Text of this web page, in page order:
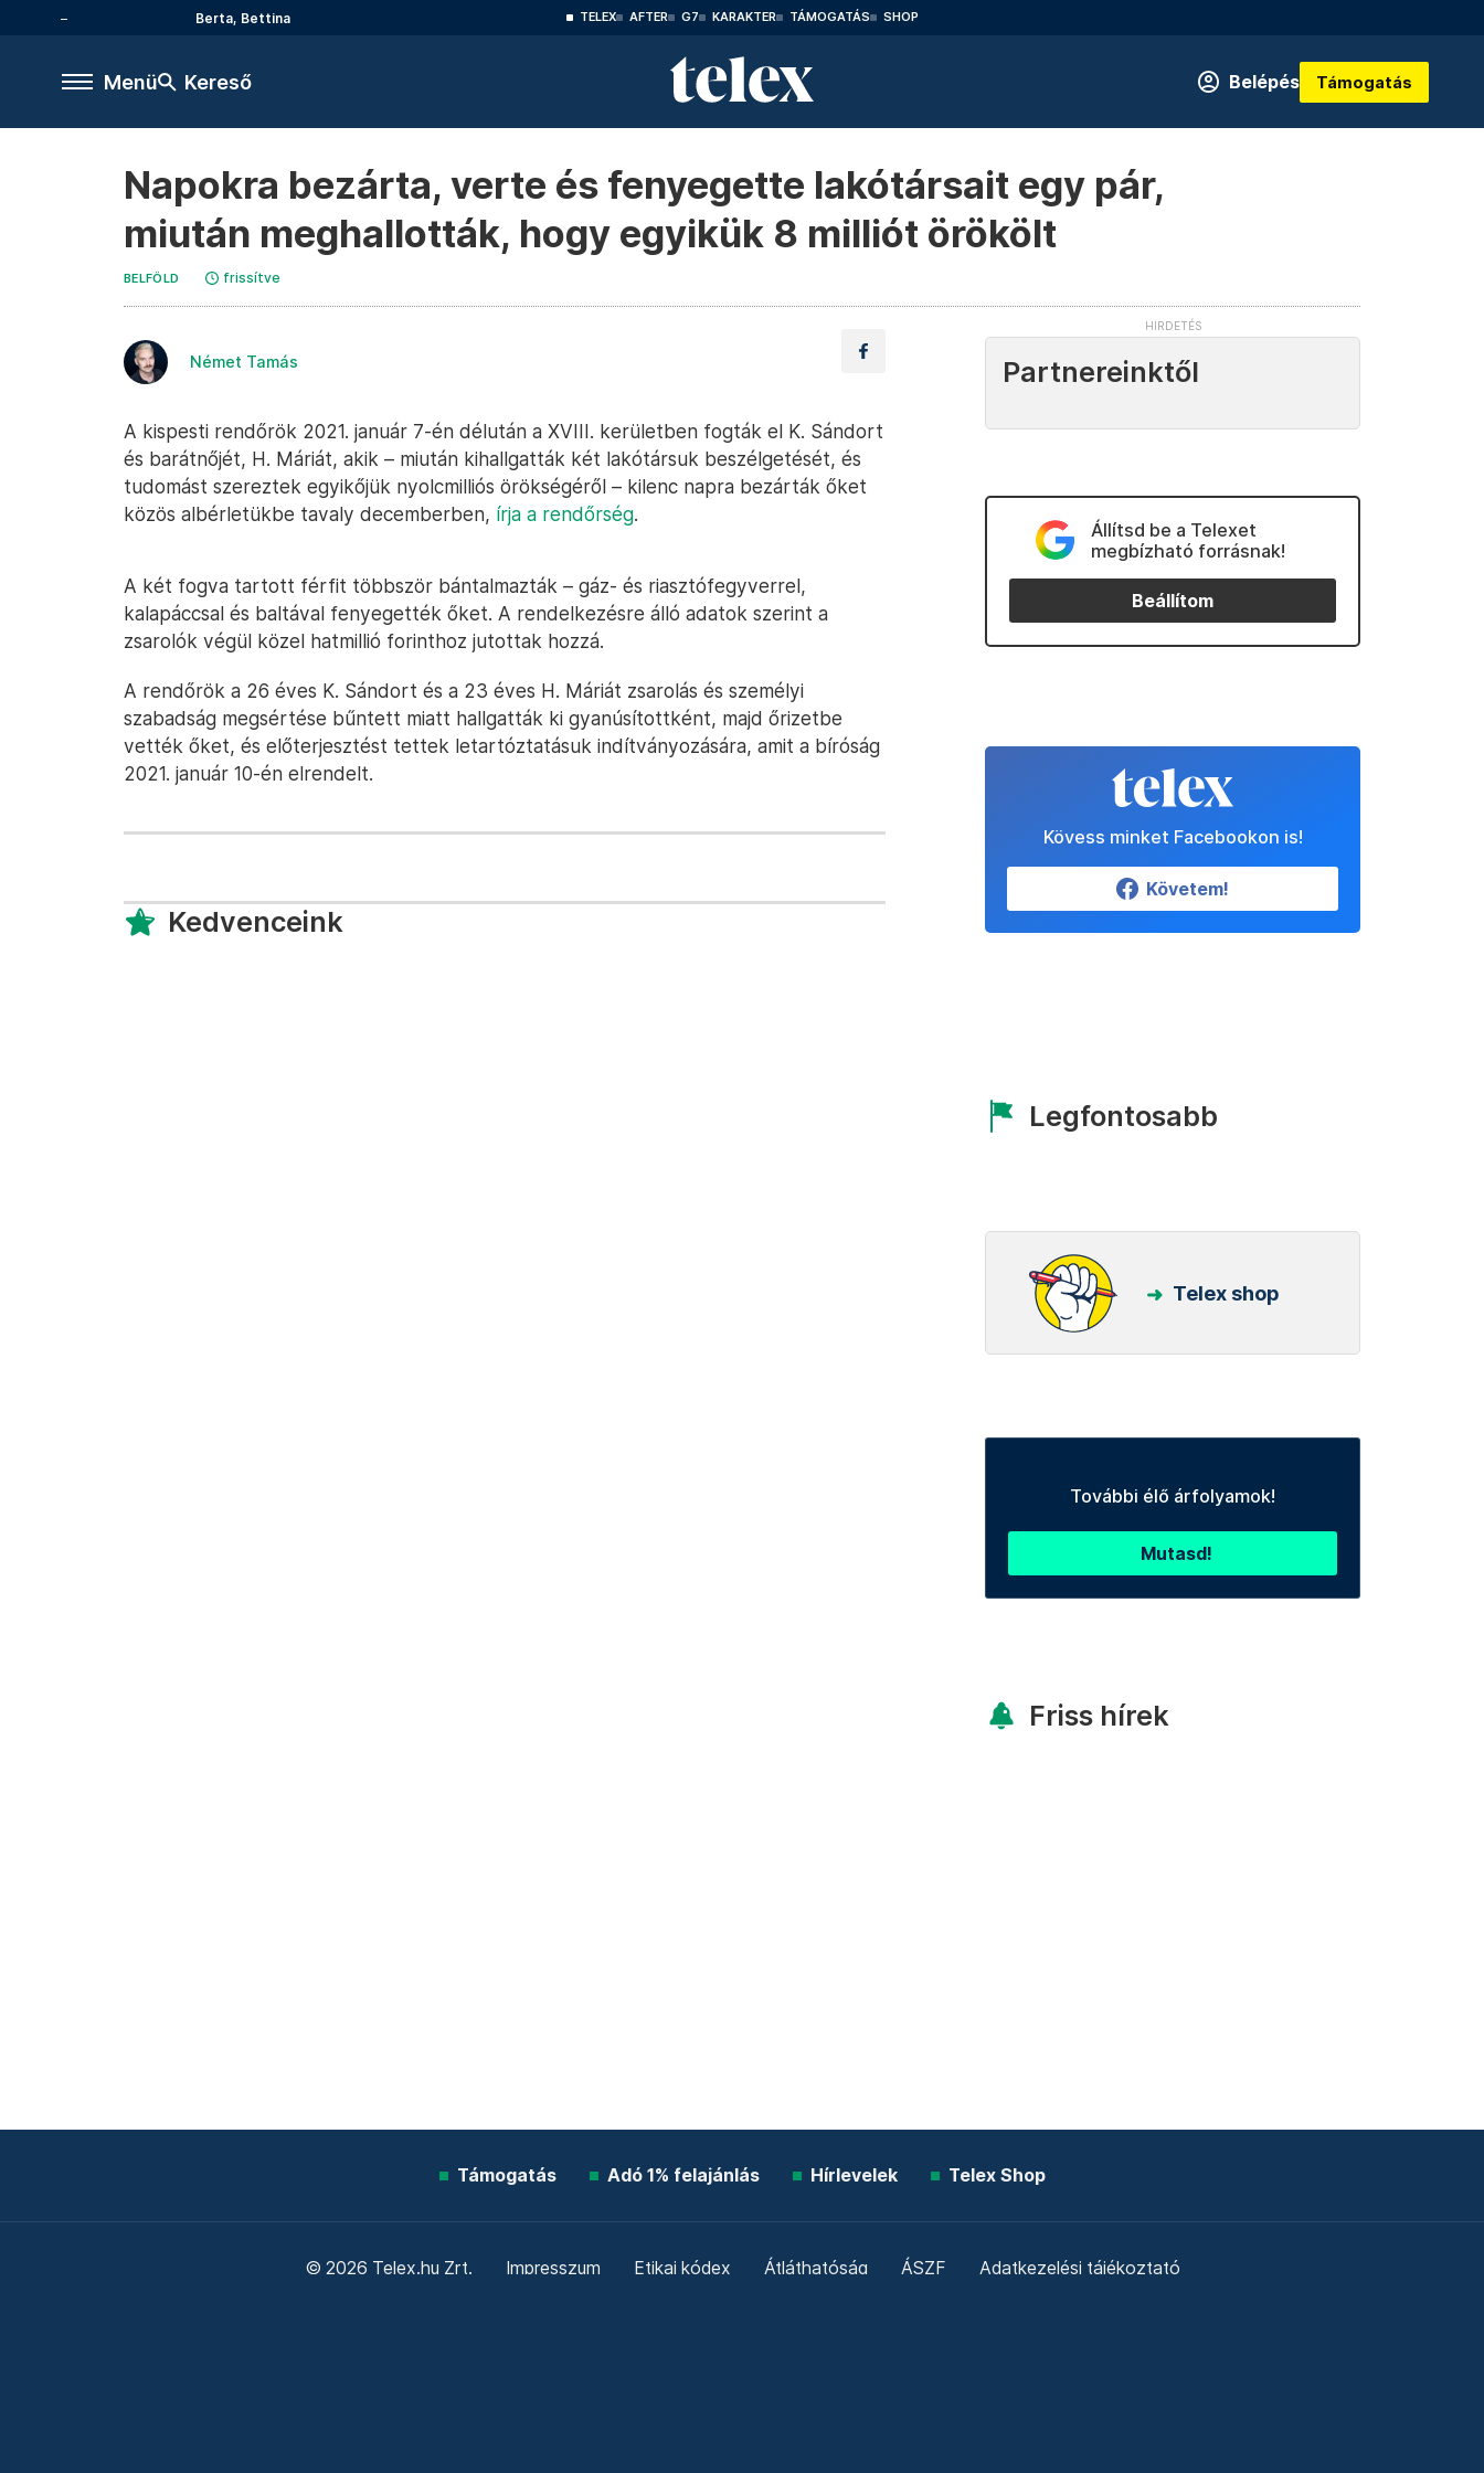
Berta, Bettina TELEX AFTER G7 KARAKTER TÁMOGATÁS SHOP
Menü Kereső Belépés Támogatás
Napokra bezárta, verte és fenyegette lakótársait egy pár,
miután meghallották, hogy egyikük 8 milliót örökölt
BELFÖLD frissítve
Német Tamás
A kispesti rendőrök 2021. január 7-én délután a XVIII. kerületben fogták el K. Sándort
és barátnőjét, H. Máriát, akik – miután kihallgatták két lakótársuk beszélgetését, és
tudomást szereztek egyikőjük nyolcmilliós örökségéről – kilenc napra bezárták őket
közös albérletükbe tavaly decemberben, írja a rendőrség.
A két fogva tartott férfit többször bántalmazták – gáz- és riasztófegyverrel,
kalapáccsal és baltával fenyegették őket. A rendelkezésre álló adatok szerint a
zsarolók végül közel hatmillió forinthoz jutottak hozzá.
A rendőrök a 26 éves K. Sándort és a 23 éves H. Máriát zsarolás és személyi
szabadság megsértése bűntett miatt hallgatták ki gyanúsítottként, majd őrizetbe
vették őket, és előterjesztést tettek letartóztatásuk indítványozására, amit a bíróság
2021. január 10-én elrendelt.
Kedvenceink
Partnereinktől
Állítsd be a Telexet
megbízható forrásnak!
Beállítom
Kövess minket Facebookon is!
Követem!
Legfontosabb
Telex shop
További élő árfolyamok!
Mutasd!
Friss hírek
Támogatás Adó 1% felajánlás Hírlevelek Telex Shop
© 2026 Telex.hu Zrt. Impresszum Etikai kódex Átláthatóság ÁSZF Adatkezelési tájékoztató